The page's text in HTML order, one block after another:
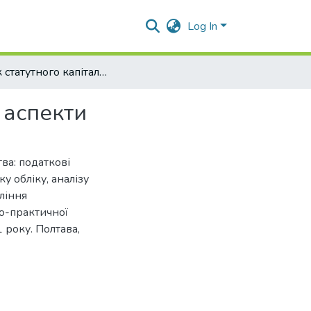
Log In
Облік статутного капіталу підприємства: податкові аспекти
податкові
обліку, аналізу
практичної
Полтава,